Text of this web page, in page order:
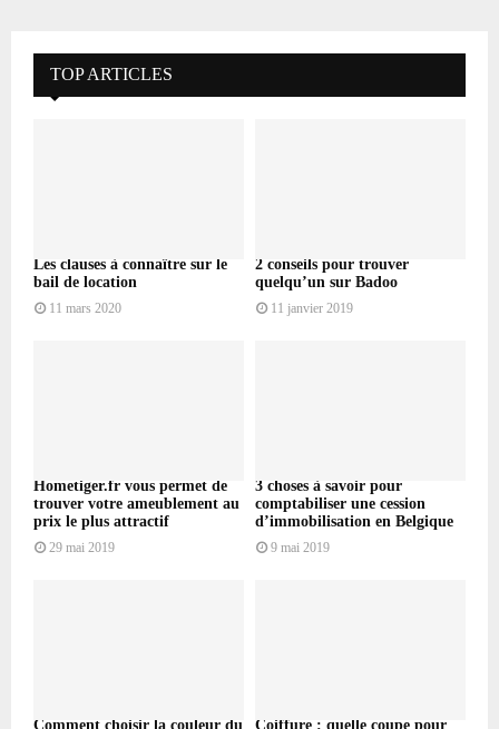
TOP ARTICLES
Les clauses à connaître sur le
bail de location
11 mars 2020
2 conseils pour trouver
quelqu’un sur Badoo
11 janvier 2019
Hometiger.fr vous permet de
trouver votre ameublement au
prix le plus attractif
29 mai 2019
3 choses à savoir pour
comptabiliser une cession
d’immobilisation en Belgique
9 mai 2019
Comment choisir la couleur du
Coiffure : quelle coupe pour